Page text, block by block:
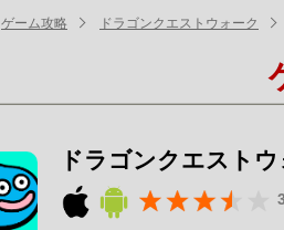
ゲーム攻略 ドラゴンクエストウォーク
ドラゴンクエストウ